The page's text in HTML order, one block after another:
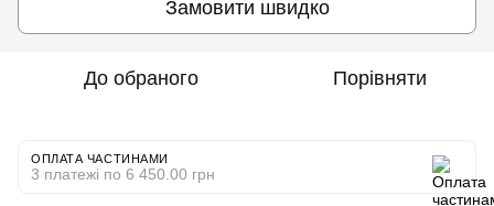
Замовити швидко
До обраного Порівняти
ОПЛАТА ЧАСТИНАМИ
3 платежі по 6 450.00 грн